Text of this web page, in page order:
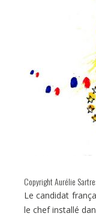
Copyright Aurélie
Le candidat
le chef installé